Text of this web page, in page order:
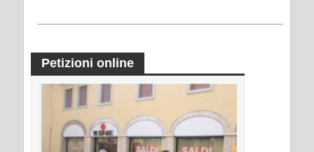
Petizioni online